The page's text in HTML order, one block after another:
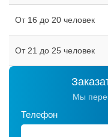
От 16 до 20 человек
От 21 до 25 человек
Мы
Телефон